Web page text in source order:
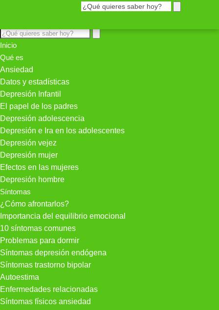
Inicio
Qué es
Ansiedad
Datos y estadísticas
Depresión Infantil
El papel de los padres
Depresión adolescencia
Depresión e Ira en los adolescentes
Depresión vejez
Depresión mujer
Efectos en las mujeres
Depresión hombre
Síntomas
¿Cómo afrontarlos?
Importancia del equilibrio emocional
10 síntomas comunes
Problemas para dormir
Síntomas depresión endógena
Síntomas trastorno bipolar
Autoestima
Enfermedades relacionadas
Síntomas físicos ansiedad